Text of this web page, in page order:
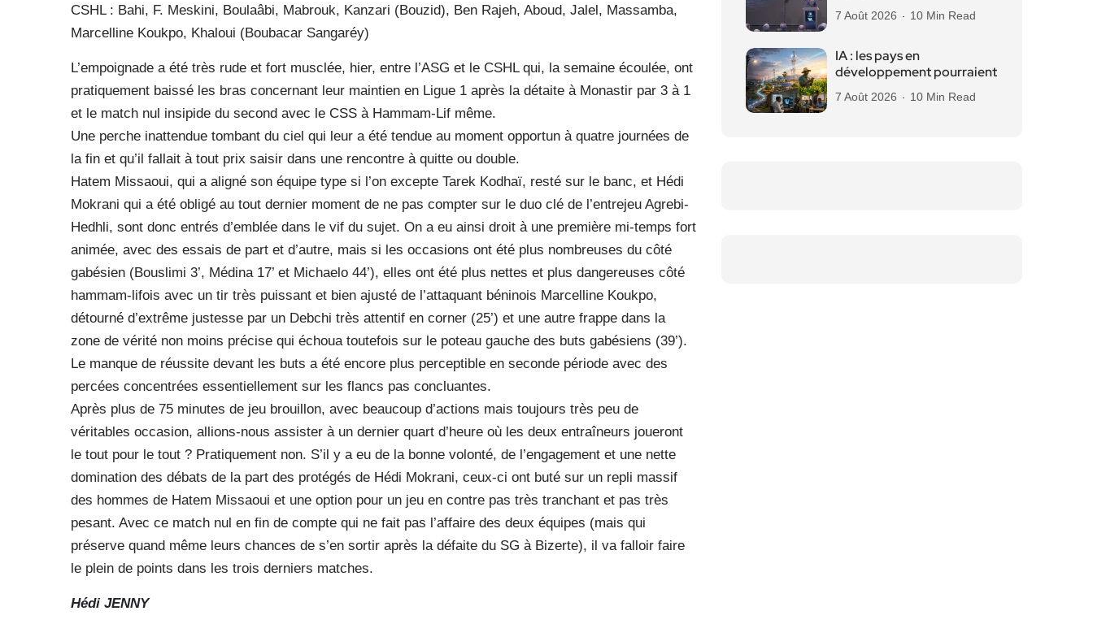
CSHL : Bahi, F. Meskini, Boulaâbi, Mabrouk, Kanzari (Bouzid), Ben Rajeh, Aboud, Jalel, Massamba,
Marcelline Koukpo, Khaloui (Boubacar Sangaréy)
L’empoignade a été très rude et fort musclée, hier, entre l’ASG et le CSHL qui, la semaine écoulée, ont
pratiquement baissé les bras concernant leur maintien en Ligue 1 après la détaite à Monastir par 3 à 1
et le match nul insipide du second avec le CSS à Hammam-Lif même.
Une perche inattendue tombant du ciel qui leur a été tendue au moment opportun à quatre journées de
la fin et qu’il fallait à tout prix saisir dans une rencontre à quitte ou double.
Hatem Missaoui, qui a aligné son équipe type si l’on excepte Tarek Kodhaï, resté sur le banc, et Hédi
Mokrani qui a été obligé au tout dernier moment de ne pas compter sur le duo clé de l’entrejeu Agrebi-
Hedhli, sont donc entrés d’emblée dans le vif du sujet. On a eu ainsi droit à une première mi-temps fort
animée, avec des essais de part et d’autre, mais si les occasions ont été plus nombreuses du côté
gabésien (Bouslimi 3’, Médina 17’ et Michaelo 44’), elles ont été plus nettes et plus dangereuses côté
hammam-lifois avec un tir très puissant et bien ajusté de l’attaquant béninois Marcelline Koukpo,
détourné d’extrême justesse par un Debchi très attentif en corner (25’) et une autre frappe dans la
zone de vérité non moins précise qui échoua toutefois sur le poteau gauche des buts gabésiens (39’).
Le manque de réussite devant les buts a été encore plus perceptible en seconde période avec des
percées concentrées essentiellement sur les flancs pas concluantes.
Après plus de 75 minutes de jeu brouillon, avec beaucoup d’actions mais toujours très peu de
véritables occasion, allions-nous assister à un dernier quart d’heure où les deux entraîneurs joueront
le tout pour le tout ? Pratiquement non. S’il y a eu de la bonne volonté, de l’engagement et une nette
domination des débats de la part des protégés de Hédi Mokrani, ceux-ci ont buté sur un repli massif
des hommes de Hatem Missaoui et une option pour un jeu en contre pas très tranchant et pas très
pesant. Avec ce match nul en fin de compte qui ne fait pas l’affaire des deux équipes (mais qui
préserve quand même leurs chances de s’en sortir après la défaite du SG à Bizerte), il va falloir faire
le plein de points dans les trois derniers matches.
Hédi JENNY
7 Août 2026 10 Min Read
IA : les pays en
développement pourraient
7 Août 2026 10 Min Read